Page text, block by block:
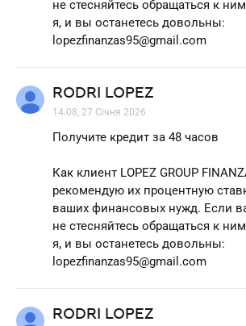
не стесняйтесь обращаться к
я, и вы останетесь довольны:
lopezfinanzas95@gmail.com
RODRI LOPEZ
14.08, 27 Січня 2026
Получите кредит за 48 часов
Как клиент LOPEZ GROUP
рекомендую их процентную
ваших финансовых нужд. Если
не стесняйтесь обращаться к
я, и вы останетесь довольны:
lopezfinanzas95@gmail.com
RODRI LOPEZ